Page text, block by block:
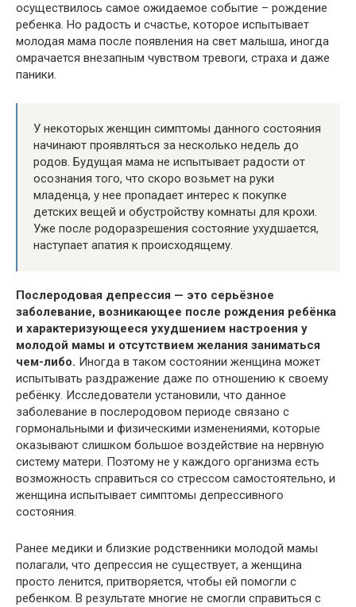
осуществилось самое ожидаемое событие – рождение
ребенка. Но радость и счастье, которое испытывает
молодая мама после появления на свет малыша, иногда
омрачается внезапным чувством тревоги, страха и даже
паники.
У некоторых женщин симптомы данного состояния
начинают проявляться за несколько недель до
родов. Будущая мама не испытывает радости от
осознания того, что скоро возьмет на руки
младенца, у нее пропадает интерес к покупке
детских вещей и обустройству комнаты для крохи.
Уже после родоразрешения состояние ухудшается,
наступает апатия к происходящему.
Послеродовая депрессия — это серьёзное
заболевание, возникающее после рождения ребёнка
и характеризующееся ухудшением настроения у
молодой мамы и отсутствием желания заниматься
чем-либо. Иногда в таком состоянии женщина может
испытывать раздражение даже по отношению к своему
ребёнку. Исследователи установили, что данное
заболевание в послеродовом периоде связано с
гормональными и физическими изменениями, которые
оказывают слишком большое воздействие на нервную
систему матери. Поэтому не у каждого организма есть
возможность справиться со стрессом самостоятельно, и
женщина испытывает симптомы депрессивного
состояния.
Ранее медики и близкие родственники молодой мамы
полагали, что депрессия не существует, а женщина
просто ленится, притворяется, чтобы ей помогли с
ребенком. В результате многие не смогли справиться с